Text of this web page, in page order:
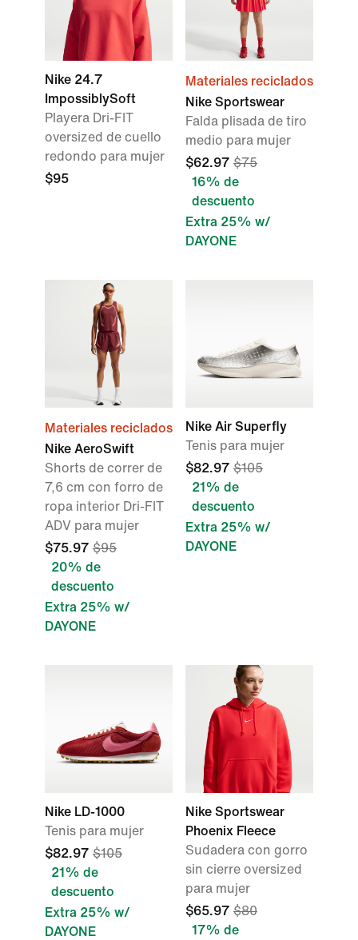
Nike 24.7
ImpossiblySoft
Playera Dri-FIT
oversized de cuello
redondo para mujer
$95
Materiales reciclados
Nike Sportswear
Falda plisada de tiro
medio para mujer
$62.97 $75
16% de
descuento
Extra 25% w/
DAYONE
Materiales reciclados
Nike AeroSwift
Shorts de correr de
7,6 cm con forro de
ropa interior Dri-FIT
ADV para mujer
$75.97 $95
20% de
descuento
Extra 25% w/
DAYONE
Nike Air Superfly
Tenis para mujer
$82.97 $105
21% de
descuento
Extra 25% w/
DAYONE
Nike LD-1000
Tenis para mujer
$82.97 $105
21% de
descuento
Extra 25% w/
DAYONE
Nike Sportswear
Phoenix Fleece
Sudadera con gorro
sin cierre oversized
para mujer
$65.97 $80
17% de